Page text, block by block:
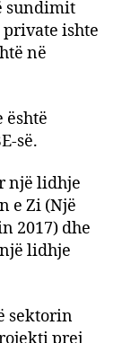
sundimit
ishte
në
së.
një lidhje
e Zi (Një
2017) dhe
lidhje
sektorin
prej